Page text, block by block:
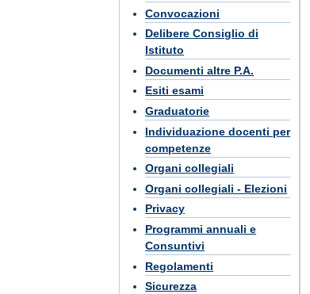
Convocazioni
Delibere Consiglio di
Istituto
Documenti altre P.A.
Esiti esami
Graduatorie
Individuazione docenti per
competenze
Organi collegiali
Organi collegiali - Elezioni
Privacy
Programmi annuali e
Consuntivi
Regolamenti
Sicurezza